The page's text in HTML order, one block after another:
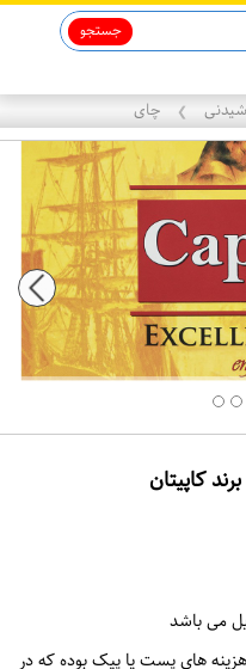
جستجو
❯ چای
می باشد
های پست یا پیک بوده که در